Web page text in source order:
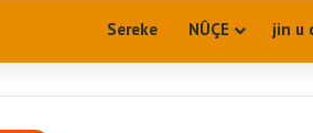
Sereke NÛÇE jin u